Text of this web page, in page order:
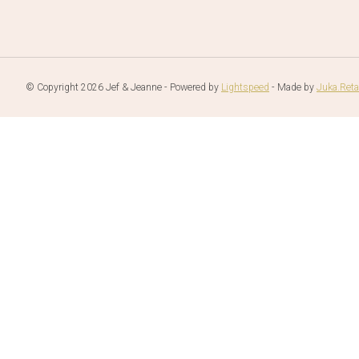
© Copyright 2026 Jef & Jeanne - Powered by Lightspeed - Made by